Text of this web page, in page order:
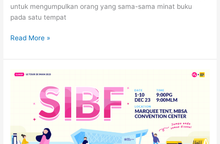
untuk mengumpulkan orang yang sama-sama minat buku
pada satu tempat
Kelah
Tempat
Read More »